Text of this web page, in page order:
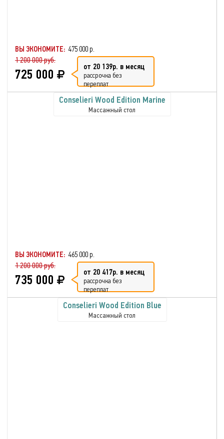
ВЫ ЭКОНОМИТЕ: 475 000 р.
1 200 000 руб.
725 000 от 20 139р. в месяц
рассрочка без
переплат
Conselieri Wood Edition Marine
Массажный стол
ВЫ ЭКОНОМИТЕ: 465 000 р.
1 200 000 руб.
735 000 от 20 417р. в месяц
рассрочка без
переплат
Conselieri Wood Edition Blue
Массажный стол